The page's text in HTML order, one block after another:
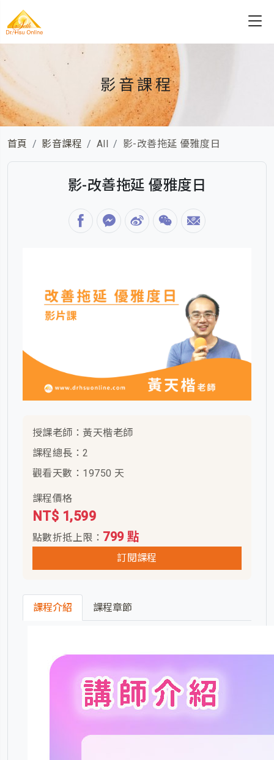
影音課程
首頁 影音課程 All 影-改善拖延 優雅度日
影-改善拖延 優雅度日
授課老師：黃天楷老師
課程總長：2
觀看天數：19750 天
課程價格
NT$ 1,599
點數折抵上限： 799 點
訂閱課程
課程介紹 課程章節